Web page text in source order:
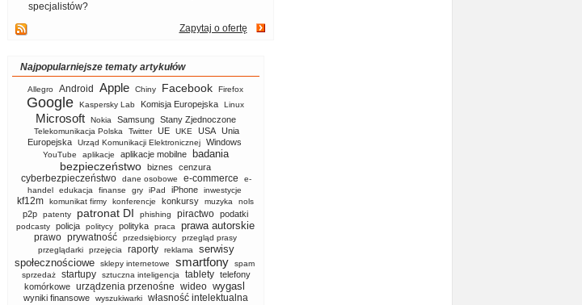
specjalistów?
Zapytaj o ofertę
Najpopularniejsze tematy artykułów
Allegro Android Apple Chiny Facebook Firefox
Google Kaspersky Lab Komisja Europejska Linux
Microsoft Nokia Samsung Stany Zjednoczone
Telekomunikacja Polska Twitter UE UKE USA
Unia
Europejska
Urząd Komunikacji Elektronicznej Windows
YouTube aplikacje aplikacje mobilne badania
bezpieczeństwo biznes cenzura
cyberbezpieczeństwo dane osobowe e-commerce
e-
handel
edukacja finanse gry iPad iPhone inwestycje
kf12m komunikat firmy konferencje konkursy muzyka nols
p2p patenty patronat DI phishing piractwo podatki
podcasty policja politycy polityka praca prawa autorskie
prawo prywatność przedsiębiorcy
przegląd prasy
przeglądarki
przejęcia raporty reklama
serwisy
społecznościowe
sklepy internetowe smartfony
spam
sprzedaż
startupy sztuczna inteligencja tablety telefony
komórkowe urządzenia przenośne wideo wygasl
wyniki finansowe wyszukiwarki własność intelektualna